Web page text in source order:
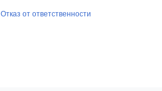
Отказ от ответственности